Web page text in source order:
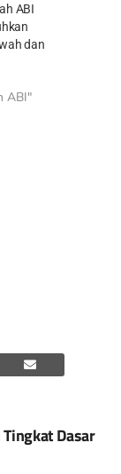
ABI
dan
ABI"
Tingkat Dasar